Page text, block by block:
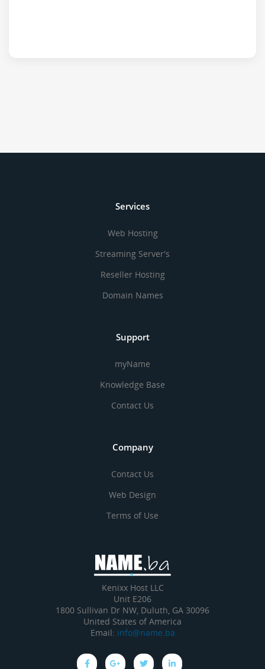
Services
Web Hosting
Streaming Server's
Reseller Hosting
Domain Names
Support
myName
Knowledge Base
Contact Us
Company
Contact Us
Web Design
Terms of Use
Kenixx Host LLC
Unit E206
1800 Sullivan Dr NW, Duluth, GA 30096
United States of America
Email: info@name.ba